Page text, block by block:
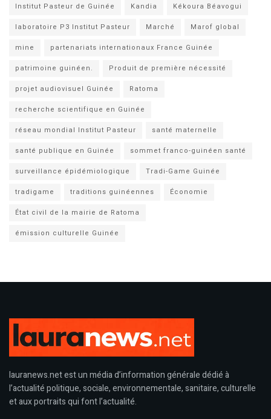
Institut Pasteur de Guinée
Kandia
Kékoura Béavogui
laboratoire P3 Institut Pasteur
Marché
Marof global
mine
partenariats internationaux France Guinée
patrimoine guinéen.
Produit de première nécessité
projet audiovisuel Guinée
Ratoma
recherche scientifique en Guinée
réseau mondial Institut Pasteur
santé maternelle
santé publique en Guinée
sommet franco-guinéen santé
surveillance épidémiologique
Tradi-Game Guinée
tradigame
traditions guinéennes
Économie
État civil de la mairie de Ratoma
émission culturelle Guinée
lauranews.net est un média d’information générale dédié à
l’actualité politique, sociale, environnementale, sanitaire, culturelle
et aux portraits qui font l’actualité.